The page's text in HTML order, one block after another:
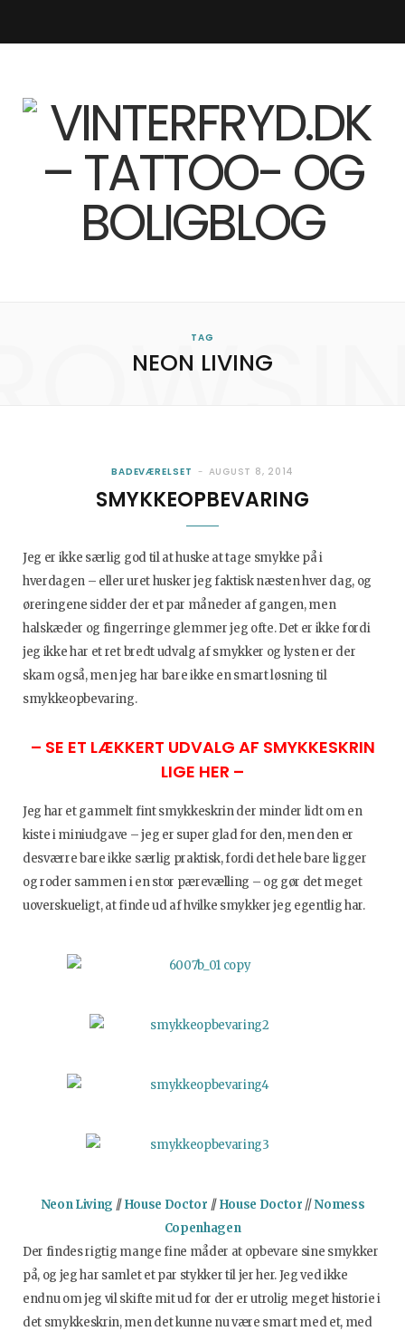
F
c
b
I
s
t
R
S
L
n
k
TAG
NEON LIVING
BADEVÆRELSET AUGUST 8, 2014
SMYKKEOPBEVARING
Jeg er ikke særlig god til at huske at tage smykke på i
hverdagen – eller uret husker jeg faktisk næsten hver dag, og
øreringene sidder der et par måneder af gangen, men
halskæder og fingerringe glemmer jeg ofte. Det er ikke fordi
jeg ikke har et ret bredt udvalg af smykker og lysten er der
skam også, men jeg har bare ikke en smart løsning til
smykkeopbevaring.
– SE ET LÆKKERT UDVALG AF SMYKKESKRIN
LIGE HER –
Jeg har et gammelt fint smykkeskrin der minder lidt om en
kiste i miniudgave – jeg er super glad for den, men den er
desværre bare ikke særlig praktisk, fordi det hele bare ligger
og roder sammen i en stor pærevælling – og gør det meget
uoverskueligt, at finde ud af hvilke smykker jeg egentlig har.
Neon Living //House Doctor //House Doctor //Nomess
Copenhagen
Der findes rigtig mange fine måder at opbevare sine smykker
på, og jeg har samlet et par stykker til jer her. Jeg ved ikke
endnu om jeg vil skifte mit ud for der er utrolig meget historie i
det smykkeskrin, men det kunne nu være smart med et, med